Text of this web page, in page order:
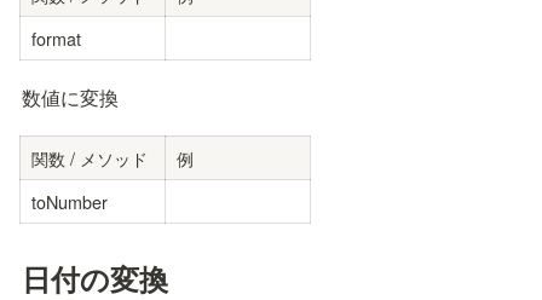
format
数値に変換
関数 / メソッド
例
toNumber
日付の変換